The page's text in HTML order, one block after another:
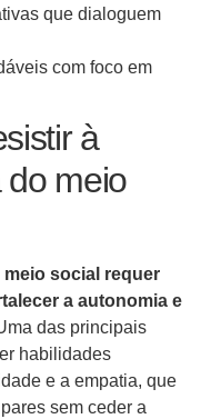
que dialoguem
com foco em
à
do meio
social requer
a autonomia e
das principais
habilidades
e a empatia, que
sem ceder a